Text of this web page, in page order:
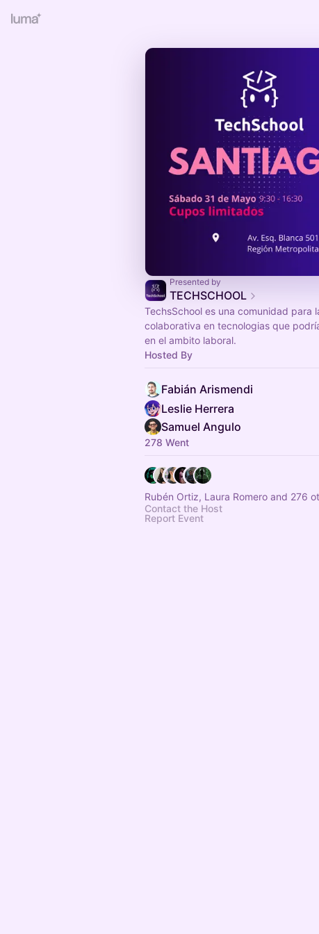
Presented by
TECHSCHOOL
TechsSchool es una comunidad para
colaborativa en tecnologias que
en el ambito laboral.
Hosted By
Fabián Arismendi
Leslie Herrera
Samuel Angulo
278 Went
Rubén Ortiz, Laura Romero and 276
Contact the Host
Report Event